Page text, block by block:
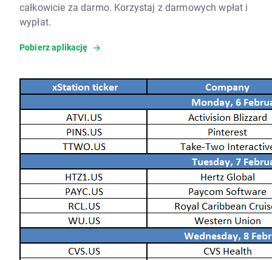
całkowicie za darmo. Korzystaj z darmowych wpłat i
wypłat.
Pobierz aplikację